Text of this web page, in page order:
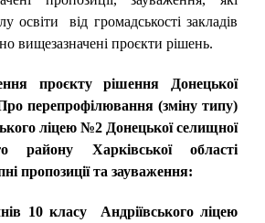
освіти від громадськості закладів
вищезазначені проєкти рішень.
проєкту рішення Донецької
перепрофілювання (зміну типу)
ліцею №2 Донецької селищної
району Харківської області
пропозиції та зауваження:
10 класу
Андріївського ліцею